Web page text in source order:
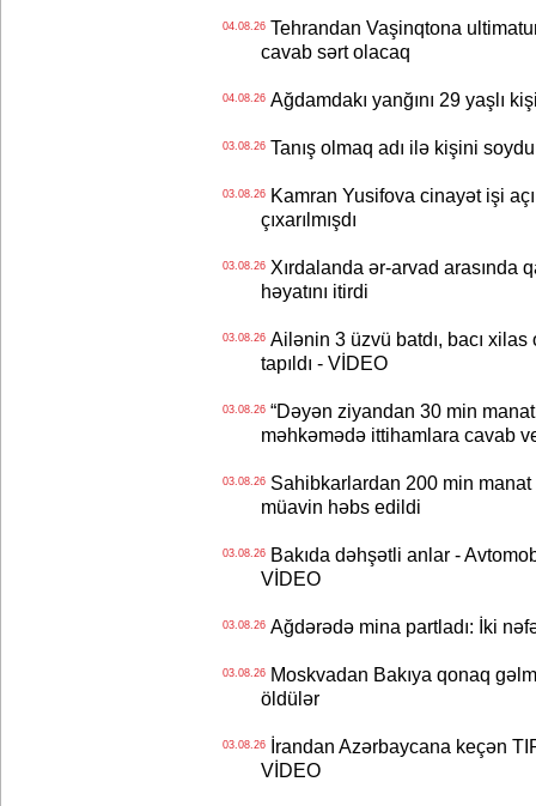
04.08.26Tehrandan Vaşinqtona
cavab sərt olacaq
04.08.26Ağdamdakı yanğını 29 yaşlı
03.08.26Tanış olmaq adı ilə kişini
03.08.26Kamran Yusifova cinayət işi
çıxarılmışdı
03.08.26Xırdalanda ər-arvad arasında
həyatını itirdi
03.08.26Ailənin 3 üzvü batdı, bacı xilas
tapıldı - VİDEO
03.08.26“Dəyən ziyandan 30 min
məhkəmədə ittihamlara cavab
03.08.26Sahibkarlardan 200 min manat
müavin həbs edildi
03.08.26Bakıda dəhşətli anlar -
VİDEO
03.08.26Ağdərədə mina partladı: İki
03.08.26Moskvadan Bakıya qonaq
öldülər
03.08.26İrandan Azərbaycana keçən
VİDEO